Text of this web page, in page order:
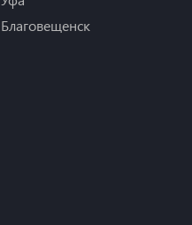
Благовещенск